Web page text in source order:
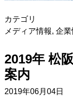
カテゴリ
メディア情報, 企業
2019年 松
案内
2019年06月04日